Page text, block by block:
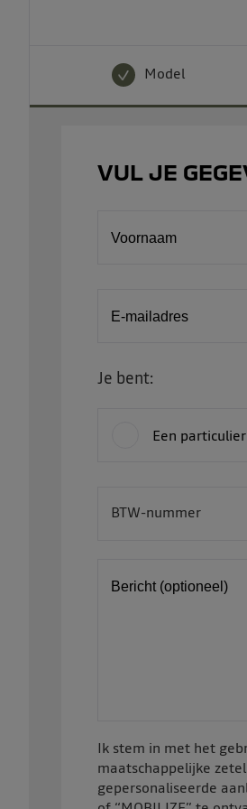
Model
VUL JE
Voornaam
E-mailadres
Je bent:
Een particulier
BTW-nummer
BE
Bericht (optioneel)
Ik stem in met het
maatschappelijke
gepersonaliseerde